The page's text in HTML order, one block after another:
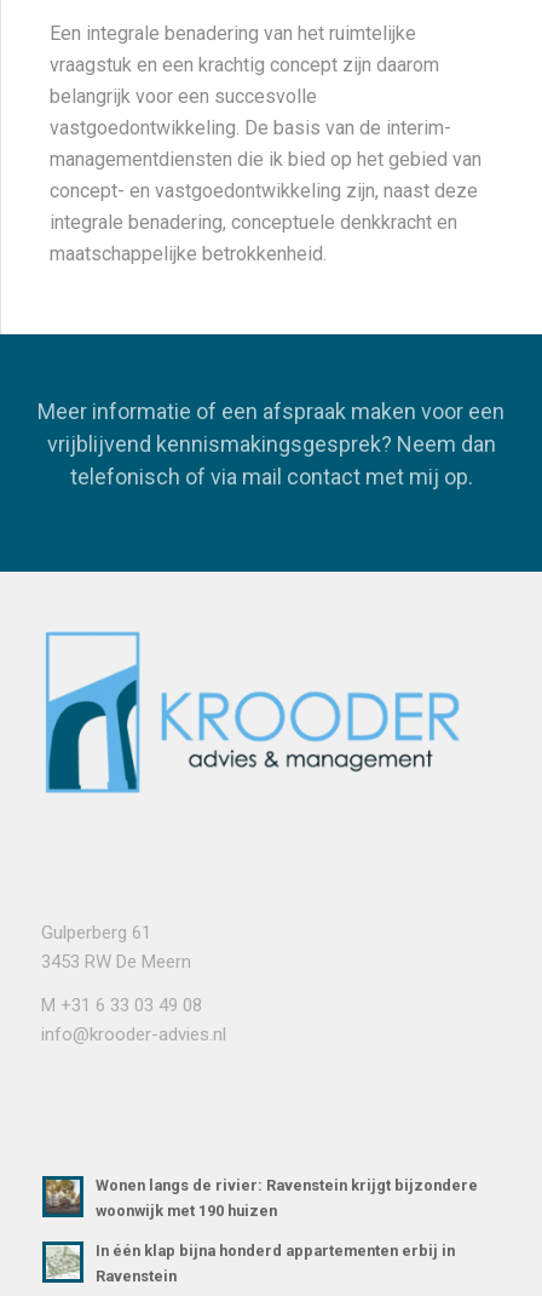
Een integrale benadering van het ruimtelijke
vraagstuk en een krachtig concept zijn daarom
belangrijk voor een succesvolle
vastgoedontwikkeling. De basis van de interim-
managementdiensten die ik bied op het gebied van
concept- en vastgoedontwikkeling zijn, naast deze
integrale benadering, conceptuele denkkracht en
maatschappelijke betrokkenheid.
Meer informatie of een afspraak maken voor een
vrijblijvend kennismakingsgesprek? Neem dan
telefonisch of via mail contact met mij op.
Gulperberg 61
3453 RW De Meern
M +31 6 33 03 49 08
info@krooder-advies.nl
Wonen langs de rivier: Ravenstein krijgt bijzondere
woonwijk met 190 huizen
In één klap bijna honderd appartementen erbij in
Ravenstein